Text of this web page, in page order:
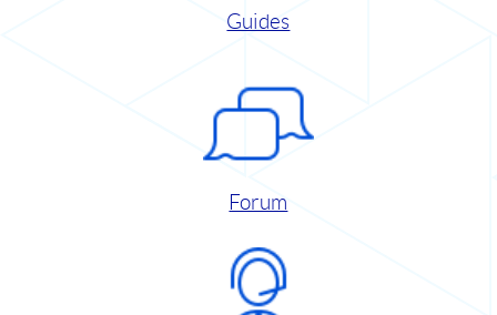
Guides
Forum